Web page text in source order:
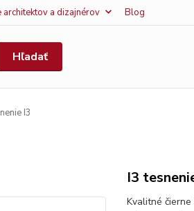
architektov a dizajnérov Blog
Hľadať
I3
I3
Kvalitné